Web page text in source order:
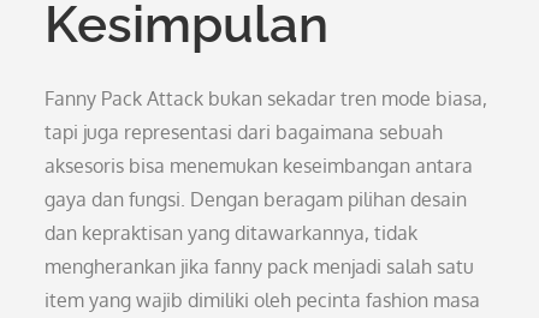
Kesimpulan
Fanny Pack Attack bukan sekadar tren mode biasa,
tapi juga representasi dari bagaimana sebuah
aksesoris bisa menemukan keseimbangan antara
gaya dan fungsi. Dengan beragam pilihan desain
dan kepraktisan yang ditawarkannya, tidak
mengherankan jika fanny pack menjadi salah satu
item yang wajib dimiliki oleh pecinta fashion masa